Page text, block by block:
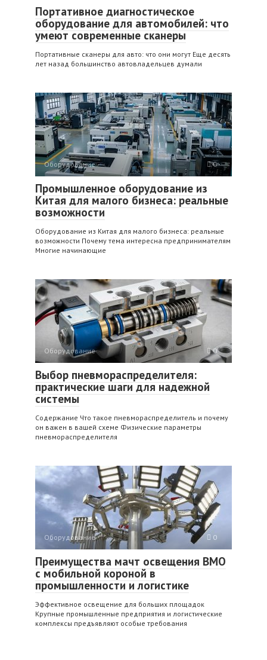
Портативное диагностическое
оборудование для автомобилей: что
умеют современные сканеры
Портативные сканеры для авто: что они могут Еще десять
лет назад большинство автовладельцев думали
Оборудование 0
Промышленное оборудование из
Китая для малого бизнеса: реальные
возможности
Оборудование из Китая для малого бизнеса: реальные
возможности Почему тема интересна предпринимателям
Многие начинающие
Оборудование 0
Выбор пневмораспределителя:
практические шаги для надежной
системы
Содержание Что такое пневмораспределитель и почему
он важен в вашей схеме Физические параметры
пневмораспределителя
Оборудование 0
Преимущества мачт освещения ВМО
с мобильной короной в
промышленности и логистике
Эффективное освещение для больших площадок
Крупные промышленные предприятия и логистические
комплексы предъявляют особые требования